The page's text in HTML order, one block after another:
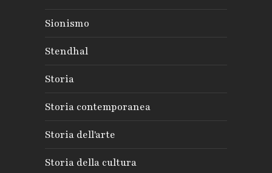
Sionismo
Stendhal
Storia
Storia contemporanea
Storia dell'arte
Storia della cultura